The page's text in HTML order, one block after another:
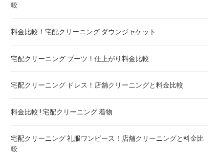
エアウィーヴ マットレスのクリーニング ! どこがいい
布団の洗濯ネット コインランドリー ! ドラム式におすすめは
布団クリーニング 防ダニ加工 ! 効果と危険性
ゴアテックス 羽毛布団 クリーニング ! 料金ランキング
こたつ布団のクリーニング代 ! 料金比較
較
料金比較！宅配クリーニング ダウンジャケット
宅配クリーニング ブーツ！仕上がり料金比較
宅配クリーニング ドレス！店舗クリーニングと料金比較
料金比較 ! 宅配クリーニング 着物
宅配クリーニング 礼服ワンピース！店舗クリーニングと料金比
較